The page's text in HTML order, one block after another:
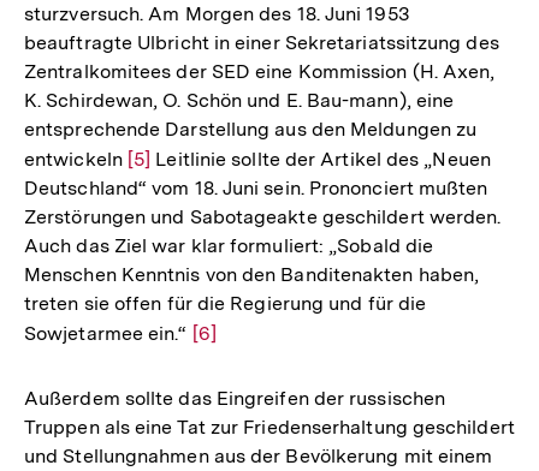
der
Fußnote
sturzversuch. Am Morgen des 18. Juni 1953
beauftragte Ulbricht in einer Sekretariatssitzung des
Zentralkomitees der SED eine Kommission (H. Axen,
K. Schirdewan, O. Schön und E. Bau-mann), eine
entsprechende Darstellung aus den Meldungen zu
entwickeln Zur
Auflösung
der
Fußnote
[5] Leitlinie sollte der Artikel des „Neuen
Deutschland“ vom 18. Juni sein. Prononciert mußten
Zerstörungen und Sabotageakte geschildert werden.
Auch das Ziel war klar formuliert: „Sobald die
Menschen Kenntnis von den Banditenakten haben,
treten sie offen für die Regierung und für die
Sowjetarmee ein.“ Zur
der
Fußnote
[6]
Außerdem sollte das Eingreifen der russischen
Truppen als eine Tat zur Friedenserhaltung geschildert
und Stellungnahmen aus der Bevölkerung mit einem